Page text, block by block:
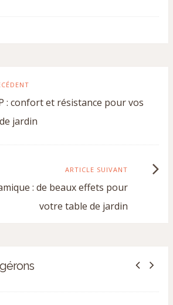
précédent
:
: confort et résistance pour vos
jardin
ARTICLE SUIVANT
: de beaux effets pour
votre table de jardin
Article